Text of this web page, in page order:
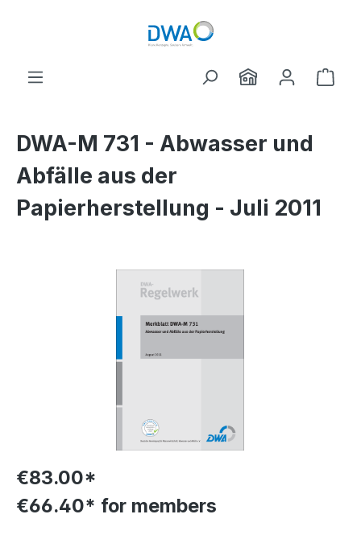
DWA-M 731 - Abwasser und
Abfälle aus der
Papierherstellung - Juli 2011
€83.00*
€66.40* for members